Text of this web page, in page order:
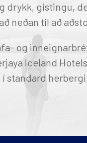
ICELAND
drykk, gistingu,
neðan til að
og
Iceland
standard